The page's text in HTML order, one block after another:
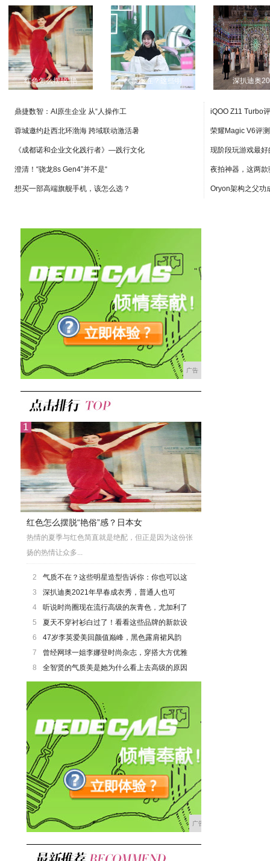
红色怎么摆脱“艳 气质不在？这些明 深扒迪奥
鼎捷数智：AI原生企业 从“人操作工
蓉城邀约赴西北环渤海 跨域联动激活暑
《成都诺和企业文化践行者》—践行文化
澄清！“骁龙8s Gen4”并不是“
想买一部高端旗舰手机，该怎么选？
iQOO Z11 Turbo
荣耀Magic V6评
现阶段玩游戏最
夜拍神器，这两
Oryon架构之父功
广告
红色怎么摆脱“艳俗”感？日本女
热情的夏季与红色简直就是绝配，但正是因为这份张
扬的热情让众多...
2
气质不在？这些明星造型告诉你：你也可以这
3
深扒迪奥2021年早春成衣秀，普通人也可
4
听说时尚圈现在流行高级的灰青色，尤加利了
5
夏天不穿衬衫白过了！看看这些品牌的新款设
6
47岁李英爱美回颜值巅峰，黑色露肩裙风韵
7
曾经网球一姐李娜登时尚杂志，穿搭大方优雅
8
全智贤的气质美是她为什么看上去高级的原因
广告